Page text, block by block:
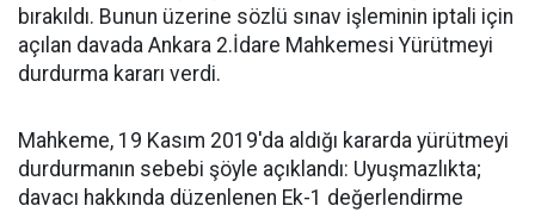
bırakıldı. Bunun üzerine sözlü sınav işleminin iptali için
açılan davada Ankara 2.İdare Mahkemesi Yürütmeyi
durdurma kararı verdi.
Mahkeme, 19 Kasım 2019'da aldığı kararda yürütmeyi
durdurmanın sebebi şöyle açıklandı: Uyuşmazlıkta;
davacı hakkında düzenlenen Ek-1 değerlendirme